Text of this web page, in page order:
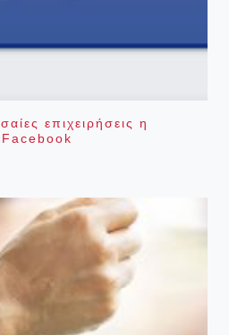
επιχειρήσεις η